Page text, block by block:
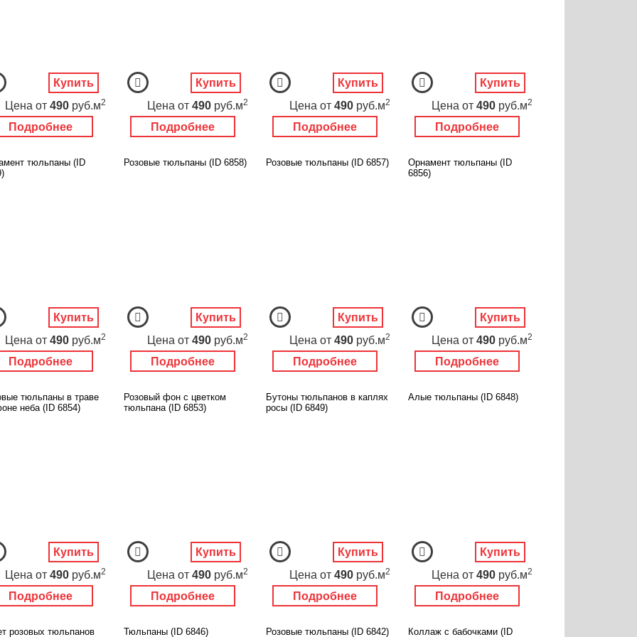
Подробнее
Цена от 490 руб.м2
Купить
Подробнее
Цена от 490 руб.м2
Купить
Подробнее
Цена от 490 руб.м2
Купить
Подробнее
Цена от 490 руб.м2
Купить
тюльпаны (ID
Подробнее
Цена от 490 руб.м2
Купить
Розовые тюльпаны (ID 6858)
Подробнее
Цена от 490 руб.м2
Купить
Розовые тюльпаны (ID 6857)
Подробнее
Цена от 490 руб.м2
Купить
Орнамент тюльпаны (ID
6856)
Подробнее
Цена от 490 руб.м2
Купить
тюльпаны в траве
неба (ID 6854)
Подробнее
Цена от 490 руб.м2
Купить
Розовый фон с цветком
тюльпана (ID 6853)
Подробнее
Цена от 490 руб.м2
Купить
Бутоны тюльпанов в каплях
росы (ID 6849)
Подробнее
Цена от 490 руб.м2
Купить
Алые тюльпаны (ID 6848)
Подробнее
Цена от 490 руб.м2
Купить
розовых тюльпанов Тюльпаны (ID 6846) Розовые тюльпаны (ID 6842) Коллаж с бабочками (ID